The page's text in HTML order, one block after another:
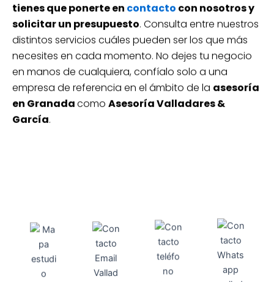
tienes que ponerte en contacto con nosotros y
solicitar un presupuesto. Consulta entre nuestros
distintos servicios cuáles pueden ser los que más
necesites en cada momento. No dejes tu negocio
en manos de cualquiera, confíalo solo a una
empresa de referencia en el ámbito de la asesoría
en Granadacomo Asesoría Valladares &
García.